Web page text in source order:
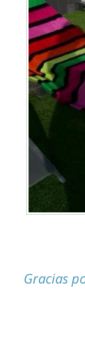
Gracias